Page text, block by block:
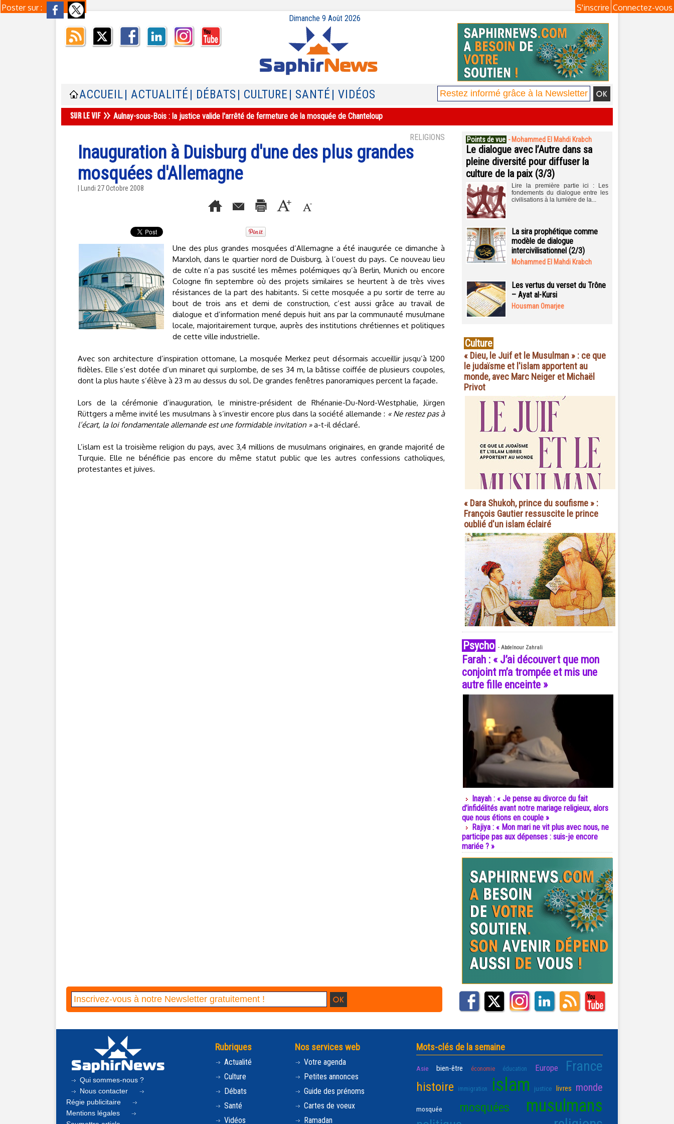
Poster sur : Connectez-vous
S'inscrire
Dimanche 9 Août 2026
ACCUEIL | ACTUALITÉ | DÉBATS | CULTURE | SANTÉ | VIDÉOS
Aulnay-sous-Bois : la justice valide l'arrêté de fermeture de la mosquée de Chanteloup
RELIGIONS
Inauguration à Duisburg d'une des plus grandes
mosquées d'Allemagne
| Lundi 27 Octobre 2008
Une des plus grandes mosquées d’Allemagne a été inaugurée ce dimanche à
Marxloh, dans le quartier nord de Duisburg, à l’ouest du pays. Ce nouveau lieu
de culte n’a pas suscité les mêmes polémiques qu’à Berlin, Munich ou encore
Cologne fin septembre où des projets similaires se heurtent à de très vives
résistances de la part des habitants. Si cette mosquée a pu sortir de terre au
bout de trois ans et demi de construction, c’est aussi grâce au travail de
dialogue et d’information mené depuis huit ans par la communauté musulmane
locale, majoritairement turque, auprès des institutions chrétiennes et politiques
de cette ville industrielle.
Avec son architecture d’inspiration ottomane, La mosquée Merkez peut désormais accueillir jusqu’à 1200
fidèles. Elle s’est dotée d’un minaret qui surplombe, de ses 34 m, la bâtisse coiffée de plusieurs coupoles,
dont la plus haute s’élève à 23 m au dessus du sol. De grandes fenêtres panoramiques percent la façade.
Lors de la cérémonie d’inauguration, le ministre-président de Rhénanie-Du-Nord-Westphalie, Jürgen
Rüttgers a même invité les musulmans à s’investir encore plus dans la société allemande : « Ne restez pas à
l’écart, la loi fondamentale allemande est une formidable invitation »a-t-il déclaré.
L’islam est la troisième religion du pays, avec 3,4 millions de musulmans originaires, en grande majorité de
Turquie. Elle ne bénéficie pas encore du même statut public que les autres confessions catholiques,
protestantes et juives.
Points de vue - Mohammed El Mahdi Krabch
Le dialogue avec l’Autre dans sa
pleine diversité pour diffuser la
culture de la paix (3/3)
Lire la première partie ici : Les
fondements du dialogue entre les
civilisations à la lumière de la...
La sira prophétique comme
modèle de dialogue
intercivilisationnel (2/3)
Mohammed El Mahdi Krabch
Les vertus du verset du Trône
– Ayat al-Kursi
Housman Omarjee
Culture
« Dieu, le Juif et le Musulman » : ce que
le judaïsme et l'islam apportent au
monde, avec Marc Neiger et Michaël
Privot
« Dara Shukoh, prince du soufisme » :
François Gautier ressuscite le prince
oublié d'un islam éclairé
Psycho - Abdelnour Zahrali
Farah : « J’ai découvert que mon
conjoint m’a trompée et mis une
autre fille enceinte »
Inayah : « Je pense au divorce du fait
d’infidélités avant notre mariage religieux, alors
que nous étions en couple »
Rajiya : « Mon mari ne vit plus avec nous, ne
participe pas aux dépenses : suis-je encore
mariée ? »
Qui sommes-nous ?
Nous contacter
Régie publicitaire
Mentions légales
Rubriques
Actualité
Culture
Débats
Santé
Vidéos
Nos services web
Votre agenda
Petites annonces
Guide des prénoms
Cartes de voeux
Ramadan
Mots-clés de la semaine
Asie bien-être économie éducation Europe France
histoire immigration islam justice livres monde
mosquée mosquées musulmans